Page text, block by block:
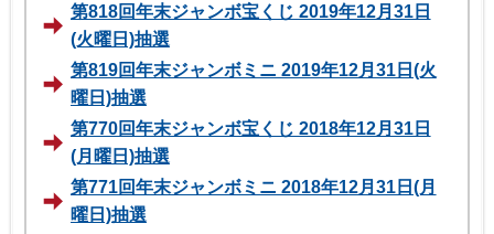
第818回年末ジャンボ宝くじ 2019年12月31日
(火曜日)抽選
第819回年末ジャンボミニ 2019年12月31日(火
曜日)抽選
第770回年末ジャンボ宝くじ 2018年12月31日
(月曜日)抽選
第771回年末ジャンボミニ 2018年12月31日(月
曜日)抽選